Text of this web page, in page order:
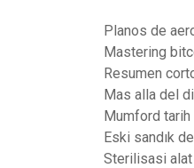
Planos de
Mastering
Resumen
Mas alla del
Mumford
Eski sandık
Sterilisasi